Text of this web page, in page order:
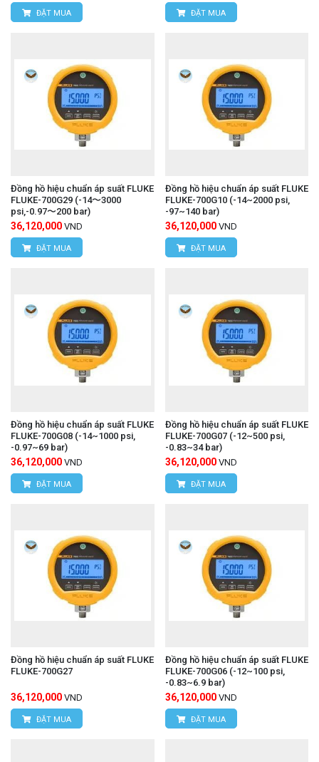
ĐẶT MUA ĐẶT MUA
Đồng hồ hiệu chuẩn áp suất FLUKE
FLUKE-700G29 (-14〜3000
psi,-0.97〜200 bar)
36,120,000 VND
ĐẶT MUA
Đồng hồ hiệu chuẩn áp suất FLUKE
FLUKE-700G10 (-14~2000 psi,
-97~140 bar)
36,120,000 VND
ĐẶT MUA
Đồng hồ hiệu chuẩn áp suất FLUKE
FLUKE-700G08 (-14~1000 psi,
-0.97~69 bar)
36,120,000 VND
ĐẶT MUA
Đồng hồ hiệu chuẩn áp suất FLUKE
FLUKE-700G07 (-12~500 psi,
-0.83~34 bar)
36,120,000 VND
ĐẶT MUA
Đồng hồ hiệu chuẩn áp suất FLUKE
FLUKE-700G27
36,120,000 VND
ĐẶT MUA
Đồng hồ hiệu chuẩn áp suất FLUKE
FLUKE-700G06 (-12~100 psi,
-0.83~6.9 bar)
36,120,000 VND
ĐẶT MUA